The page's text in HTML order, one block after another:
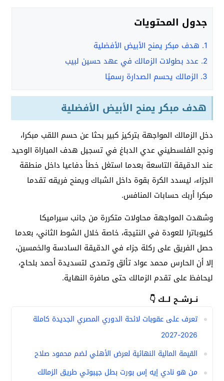
جدول المحتويات
1. هدف مبكر يمنح الأبيض الأفضلية
2. عدد بطولات الزمالك في عهد حسين لبيب
3. الزمالك يحسم الصدارة رسميًا
هدف مبكر يمنح الأبيض الأفضلية
دخل الزمالك المواجهة بتركيز كبير بحثا عن حسم اللقب مبكرا،
ونجح الفلسطيني عدي الدباغ في تسجيل هدف المباراة الوحيد
عند الدقيقة التاسعة بعدما استغل خطأ دفاعيا داخل منطقة
الجزاء، ليسدد الكرة بقوة داخل الشباك ويمنح فريقه تقدما
مبكرا أربك حسابات المنافس.
وشهدت المواجهة محاولات متكررة من جانب سيراميكا
كليوباترا للعودة في النتيجة، خاصة خلال الشوط الثاني، بعدما
حصل الفريق على ركلة جزاء في الدقيقة السادسة والخمسين،
إلا أن الحارس محمد عواد تألق وتصدى لتسديدة أحمد بلحاج،
ليحافظ على تقدم الزمالك حتى صافرة النهاية.
نــرشــح لــك 👇
تعرف على عقوبات لائحة الدوري المصري الجديدة كاملة
2026-2027
القيمة المالية النهائية لعرض الأهلي لضم محمود صلاح
من هو نادي إيه إس بورت بطل جيبوتي طريق الزمالك